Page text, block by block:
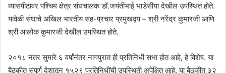
व्यासपीठावर पश्चिम क्षेत्र संघचालक डॉ.जयंतीभाई भाडेसीया देखील उपस्थित होते.
यावेळी संघाचे अखिल भारतीय सह-प्रचार प्रमुखद्वय – श्री नरेंद्र कुमारजी आणि
श्री आलोक कुमारजी देखील उपस्थित होते.
२०१८ नंतर सुमारे ६ वर्षांनंतर नागपुरात ही प्रतिनिधी सभा होत आहे, हे विशेष. या
बैठकीत संपूर्ण देशातून १५२९ प्रतिनिधींची उपस्थिती अपेक्षित आहे. या बैठकीत ३२